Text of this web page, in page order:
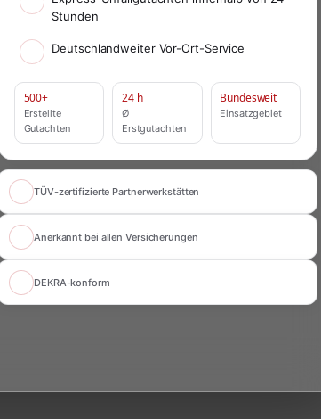
Stunden
Deutschlandweiter Vor-Ort-Service
500+
Erstellte
Gutachten
24 h
Ø
Erstgutachten
Bundesweit
Einsatzgebiet
TÜV-zertifizierte Partnerwerkstätten
Anerkannt bei allen Versicherungen
DEKRA-konform